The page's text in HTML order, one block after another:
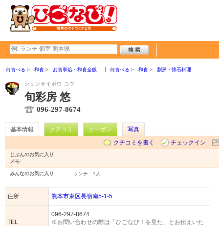
何食べる 和食 お食事処・和食全般 何食べる 和食 割烹・懐石料理
シュンサイボウ ユウ
旬彩房 悠
096-297-8674
基本情報 クチコミ クーポン
写真
クチコミを書く
チェックイン
じぶんのお気に入り:
メモ:
みんなのお気に入り: ランチ… 1人
住所 熊本市東区長嶺南5-1-5
TEL
096-297-8674
※お問い合わせの際は「ひごなび！を見た」とお伝えいた